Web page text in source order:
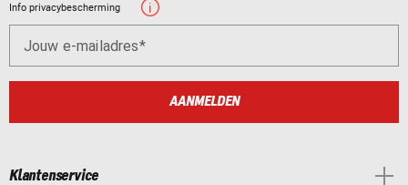
Info privacybescherming
Jouw e-mailadres
AANMELDEN
Klantenservice